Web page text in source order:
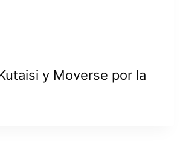
y Moverse por la